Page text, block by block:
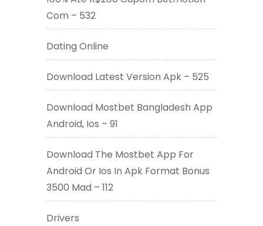
Com – 532
Dating Online
Download Latest Version Apk – 525
Download Mostbet Bangladesh App
Android, Ios – 91
Download The Mostbet App For
Android Or Ios In Apk Format Bonus
3500 Mad – 112
Drivers